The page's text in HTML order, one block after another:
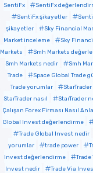
SentiFx
SentiFx
SentiFx şikayetler
şikayetler
Sky Financial
Market inceleme
Sky
Markets
Smh Markets
Smh Markets nedir
Smh
Trade
Space Global Trade
Trade yorumlar
StarTrader
StarTrader nasıl
StarTrader
Çalışan Forex Firması Nasıl
Global Invest değerlendirme
Trade Global Invest nedir
yorumlar
trade power
Invest değerlendirme
Invest nedir
Trade Via